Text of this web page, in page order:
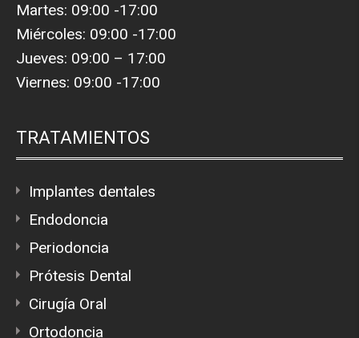
Martes: 09:00 -17:00
Miércoles: 09:00 -17:00
Jueves: 09:00 – 17:00
Viernes: 09:00 -17:00
TRATAMIENTOS
Implantes dentales
Endodoncia
Periodoncia
Prótesis Dental
Cirugía Oral
Ortodoncia